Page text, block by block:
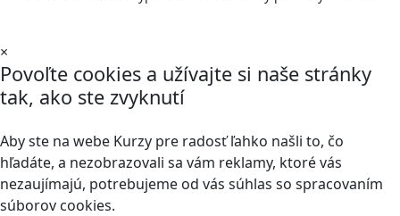
×
Povoľte cookies a užívajte si naše stránky
tak, ako ste zvyknutí
Aby ste na webe Kurzy pre radosť ľahko našli to, čo
hľadáte, a nezobrazovali sa vám reklamy, ktoré vás
nezaujímajú, potrebujeme od vás súhlas so spracovaním
súborov cookies.